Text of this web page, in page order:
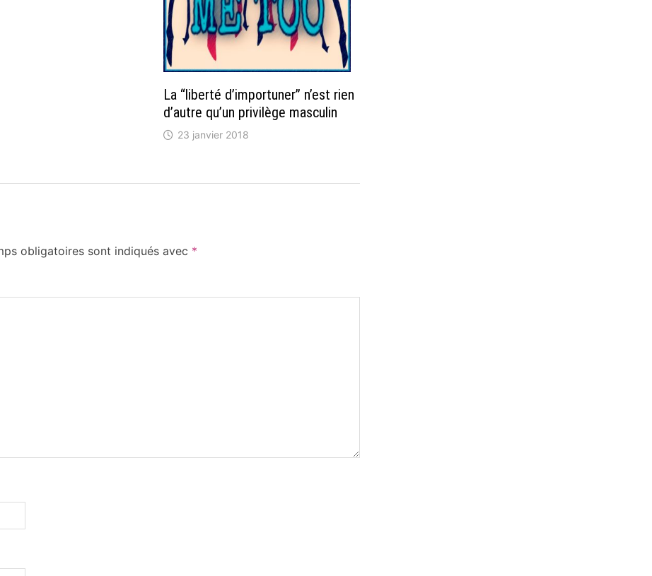
La “liberté d’importuner” n’est rien
d’autre qu’un privilège masculin
23 janvier 2018
obligatoires sont indiqués avec *